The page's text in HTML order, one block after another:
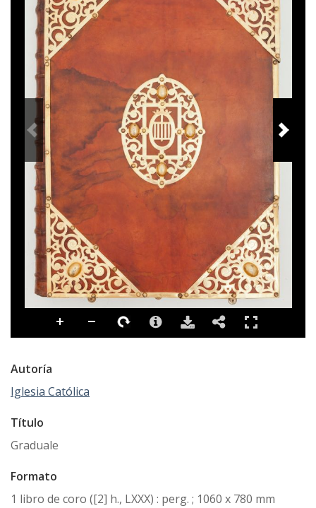
Autoría
Iglesia Católica
Título
Graduale
Formato
1 libro de coro ([2] h., LXXX) : perg. ; 1060 x 780 mm